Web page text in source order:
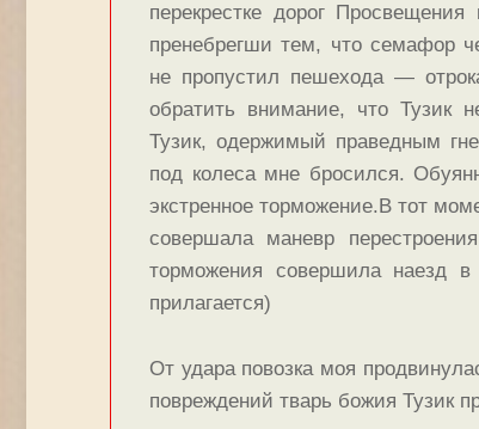
перекрестке дорог
пренебрегши тем, что семафор
не пропустил пешехода —
обратить внимание, что Тузик
Тузик, одержимый праведным
под колеса мне бросился.
экстренное торможение.В тот
совершала маневр
торможения совершила наезд
прилагается)
От удара повозка моя
повреждений тварь божия Тузик